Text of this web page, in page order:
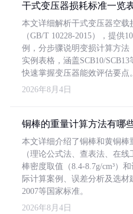
干式变压器损耗标准一览
本文详细解析干式变压器空
（GB/T 10228-2015），提供
例，分步骤说明变损计算方
实例表格，涵盖SCB10/
快速掌握变压器能效评估要点。
2026年8月4日
铜棒的重量计算方法有哪
本文详细介绍了铜棒和黄铜棒
（理论公式法、查表法、在
棒密度取值（8.4-8.7g/cm³）
际计算案例、误差分析及选材
2007等国家标准。
2026年8月4日